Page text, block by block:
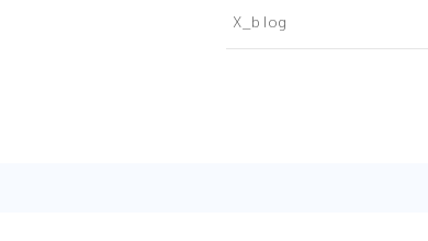
X_blog